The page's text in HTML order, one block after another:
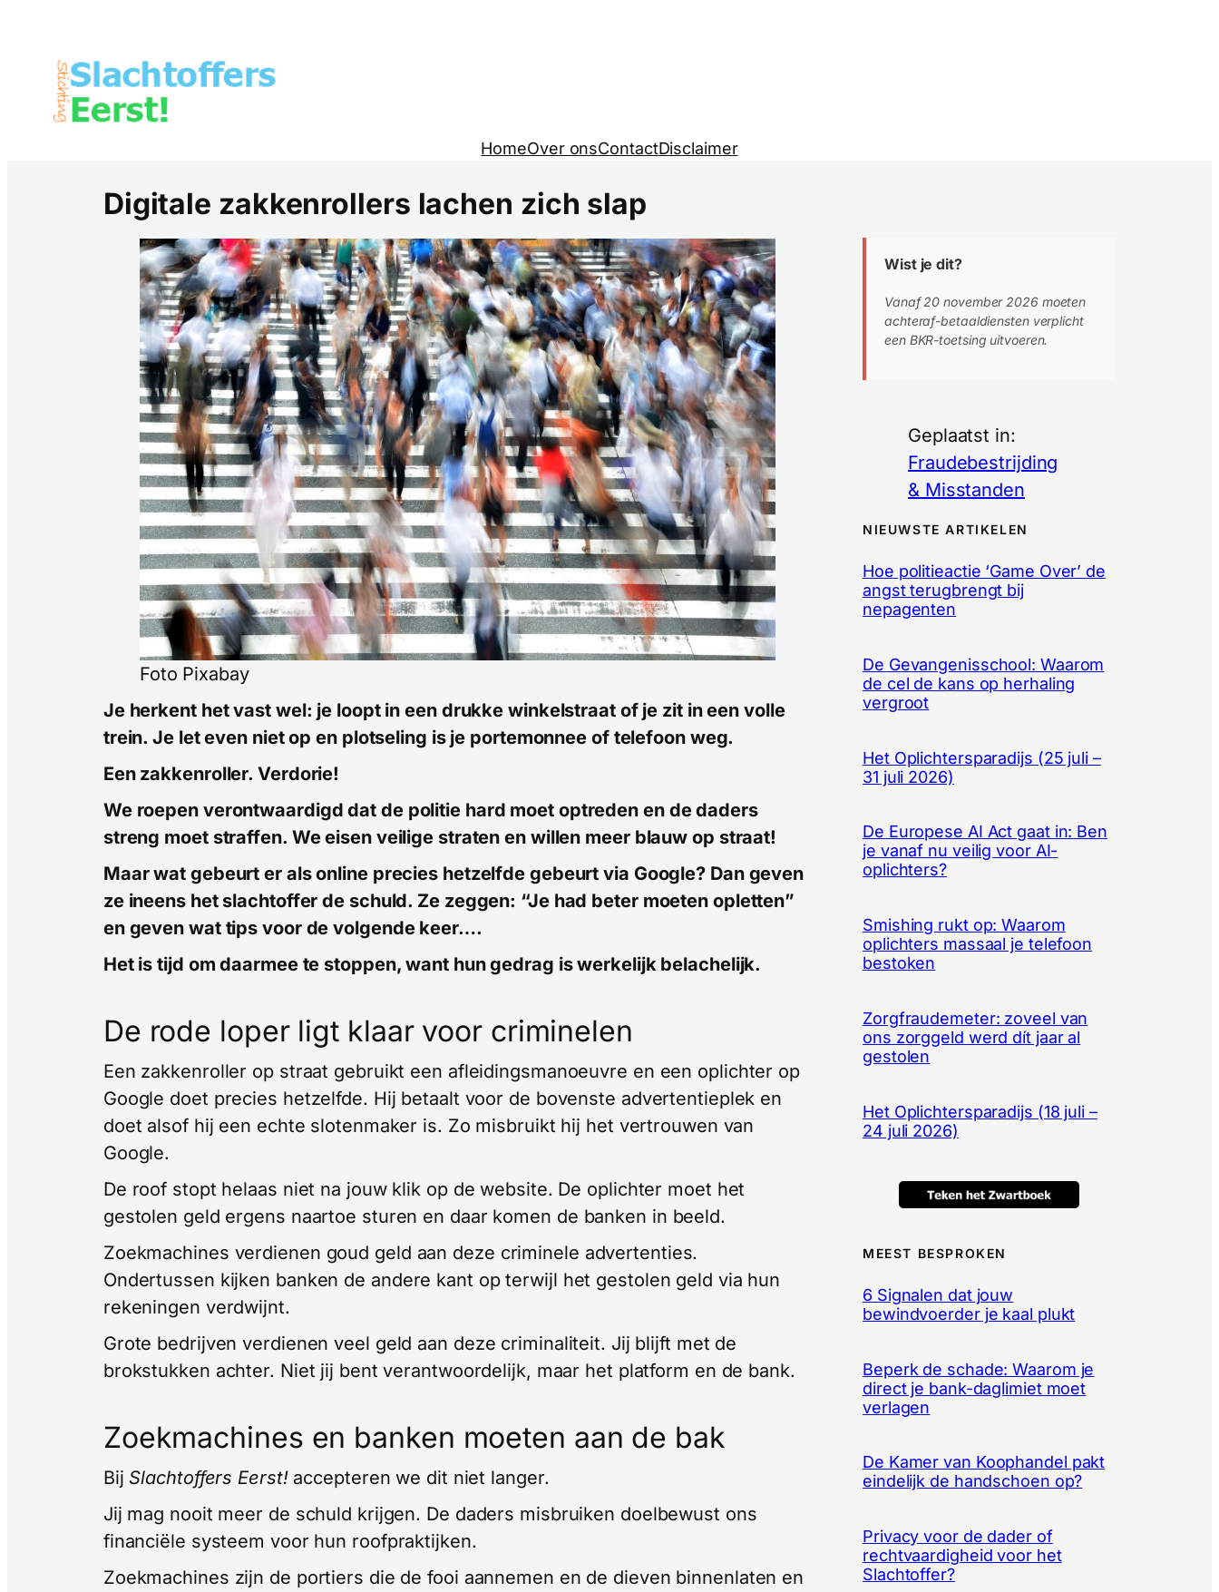
HomeOver onsContactDisclaimer
Digitale zakkenrollers lachen zich slap
Foto Pixabay
Je herkent het vast wel: je loopt in een drukke winkelstraat of je zit in een volle
trein. Je let even niet op en plotseling is je portemonnee of telefoon weg.
Een zakkenroller. Verdorie!
We roepen verontwaardigd dat de politie hard moet optreden en de daders
streng moet straffen. We eisen veilige straten en willen meer blauw op straat!
Maar wat gebeurt er als online precies hetzelfde gebeurt via Google? Dan geven
ze ineens het slachtoffer de schuld. Ze zeggen: “Je had beter moeten opletten”
en geven wat tips voor de volgende keer….
Het is tijd om daarmee te stoppen, want hun gedrag is werkelijk belachelijk.
De rode loper ligt klaar voor criminelen
Een zakkenroller op straat gebruikt een afleidingsmanoeuvre en een oplichter op
Google doet precies hetzelfde. Hij betaalt voor de bovenste advertentieplek en
doet alsof hij een echte slotenmaker is. Zo misbruikt hij het vertrouwen van
Google.
De roof stopt helaas niet na jouw klik op de website. De oplichter moet het
gestolen geld ergens naartoe sturen en daar komen de banken in beeld.
Zoekmachines verdienen goud geld aan deze criminele advertenties.
Ondertussen kijken banken de andere kant op terwijl het gestolen geld via hun
rekeningen verdwijnt.
Grote bedrijven verdienen veel geld aan deze criminaliteit. Jij blijft met de
brokstukken achter. Niet jij bent verantwoordelijk, maar het platform en de bank.
Zoekmachines en banken moeten aan de bak
BijSlachtoffers Eerst!accepteren we dit niet langer.
Jij mag nooit meer de schuld krijgen. De daders misbruiken doelbewust ons
financiële systeem voor hun roofpraktijken.
Zoekmachines zijn de portiers die de fooi aannemen en de dieven binnenlaten en
Wist je dit?
Vanaf 20 november 2026 moeten
achteraf-betaaldiensten verplicht
een BKR-toetsing uitvoeren.
Geplaatst in:
Fraudebestrijding
& Misstanden
NIEUWSTE ARTIKELEN
Hoe politieactie ‘Game Over’ de
angst terugbrengt bij
nepagenten
De Gevangenisschool: Waarom
de cel de kans op herhaling
vergroot
Het Oplichtersparadijs (25 juli –
31 juli 2026)
De Europese AI Act gaat in: Ben
je vanaf nu veilig voor AI-
oplichters?
Smishing rukt op: Waarom
oplichters massaal je telefoon
bestoken
Zorgfraudemeter: zoveel van
ons zorggeld werd dít jaar al
gestolen
Het Oplichtersparadijs (18 juli –
24 juli 2026)
MEEST BESPROKEN
6 Signalen dat jouw
bewindvoerder je kaal plukt
Beperk de schade: Waarom je
direct je bank-daglimiet moet
verlagen
De Kamer van Koophandel pakt
eindelijk de handschoen op?
Privacy voor de dader of
rechtvaardigheid voor het
Slachtoffer?